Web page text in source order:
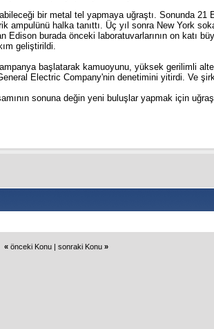
bir metal tel yapmaya uğraştı. Sonunda
ampulünü halka tanıttı. Üç yıl sonra New York
Edison burada önceki laboratuvarlarının on katı
geliştirildi.
başlatarak kamuoyunu, yüksek gerilimli
Electric Company'nin denetimini yitirdi. Ve
sonuna değin yeni buluşlar yapmak için uğraş
« önceki Konu| sonraki Konu »